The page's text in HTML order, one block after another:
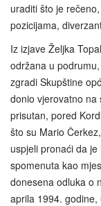
uraditi što je
pozicijama,
Iz izjave Željka
održana u
zgradi Skupštine
donio vjerovatno na
prisutan, pored
što su Mario
uspjeli pronaći da
spomenuta kao
donesena odluka o
aprila 1994.